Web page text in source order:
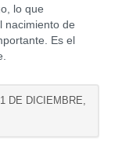
lo que
nacimiento de
Es el
DE DICIEMBRE,